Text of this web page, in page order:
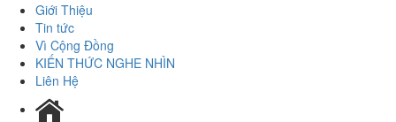
Giới Thiệu
Tin tức
Vì Cộng Đồng
KIẾN THỨC NGHE NHÌN
Liên Hệ